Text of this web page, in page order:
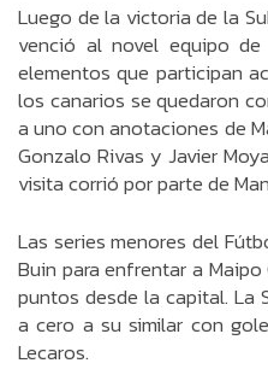
Luego de la victoria de la
venció al novel equipo de
elementos que participan
los canarios se quedaron
a uno con anotaciones de
Gonzalo Rivas y Javier
visita corrió por parte de
Las series menores del
Buin para enfrentar a
puntos desde la capital. La
a cero a su similar con
Lecaros.